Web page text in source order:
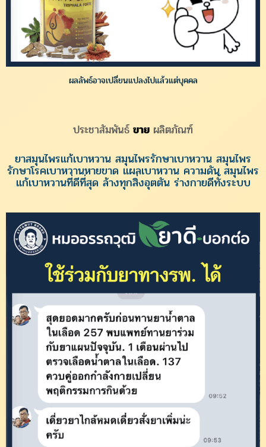
ผลลัพธ์อาจเปลี่ยนแปลงไปแล้วแต่บุคคล
ประชาสัมพันธ์ ขาย ผลิตภัณฑ์
ยาสมุนไพรแก้เบาหวาน สมุนไพรรักษาเบาหวาน สมุนไพร
รักษาโรคเบาหวานหายขาด แผลเบาหวาน ความดัน สมุนไพร
แก้เบาหวานที่ดีที่สุด ล้างทุกสิ่งอุตตัน ร่างกายดีทั้งระบบ